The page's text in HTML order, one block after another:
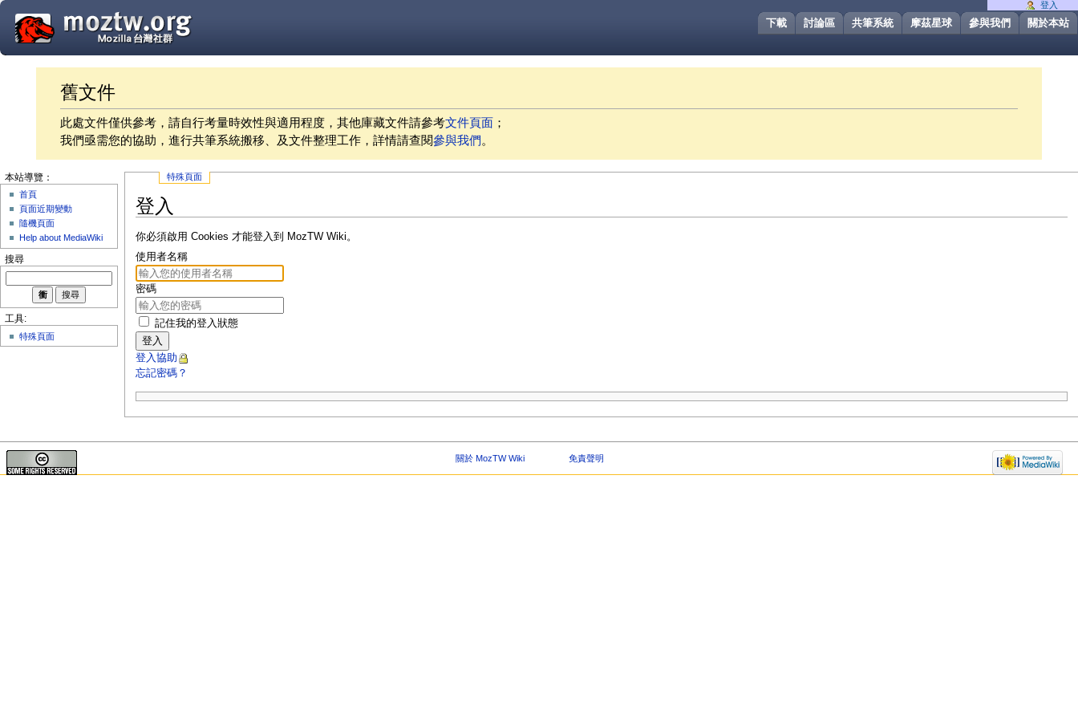
關於本站
參與我們
摩茲星球
共筆系統
討論區
下載
舊文件
此處文件僅供參考，請自行考量時效性與適用程度，其他庫藏文件請參考文件頁面 ；
我們亟需您的協助，進行共筆系統搬移、及文件整理工作，詳情請查閱參與我們。
特殊頁面
登入
你必須啟用 Cookies 才能登入到 MozTW Wiki。
使用者名稱
密碼
記住我的登入狀態
登入
登入協助
忘記密碼？
登入
本站導覽：
首頁
頁面近期變動
隨機頁面
Help about MediaWiki
搜尋
工具:
特殊頁面
關於 MozTW Wiki 免責聲明